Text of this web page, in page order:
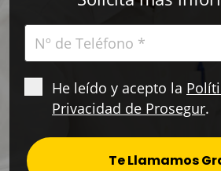
He leído y acepto la
Privacidad de Prosegur.
Te Llamamos